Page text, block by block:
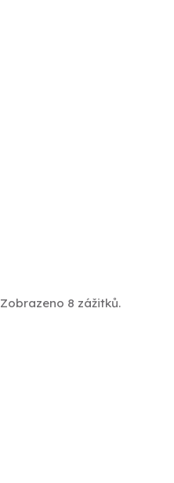
Zobrazeno 8 zážitků.